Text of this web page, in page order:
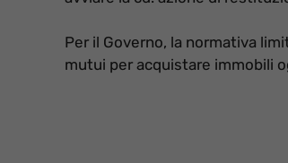
Per il Governo, la normativa
mutui per acquistare immobili